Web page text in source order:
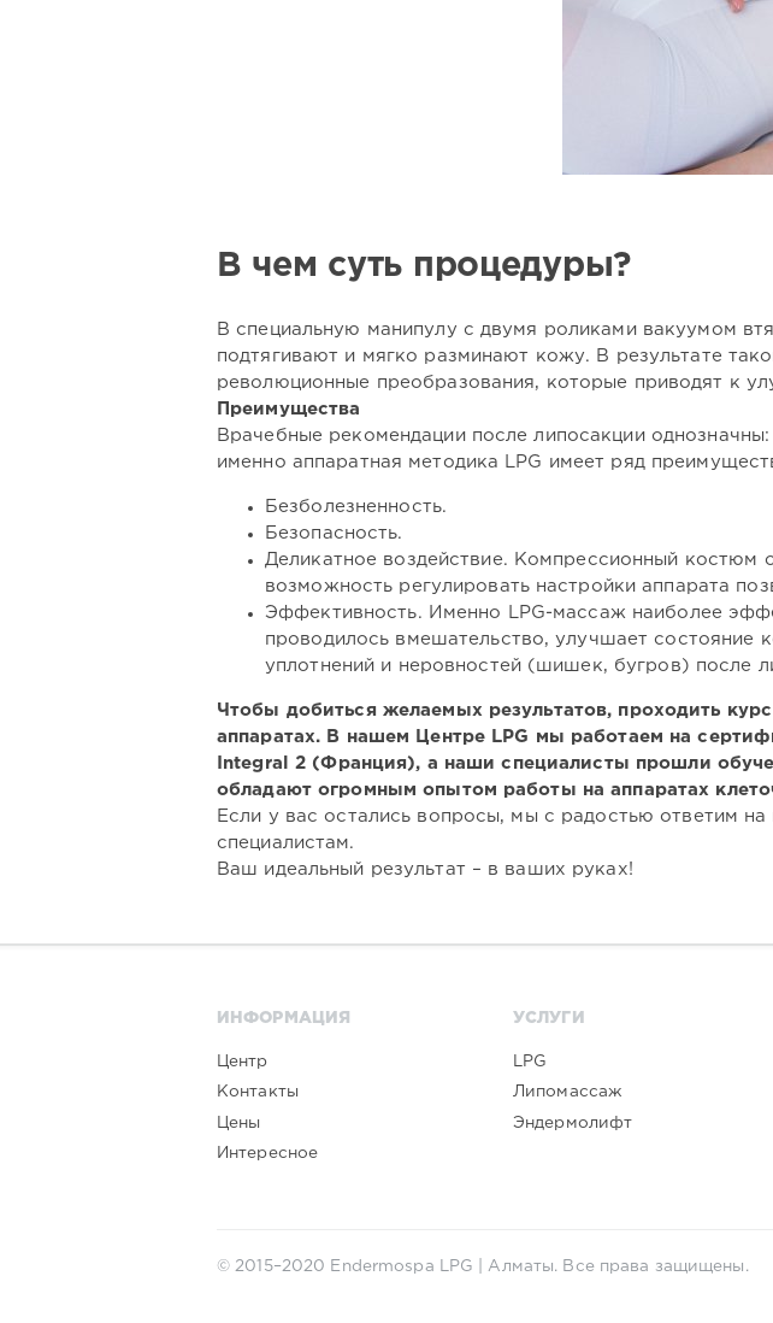
В чем суть процедуры?
В специальную манипулу с двумя роликами вакуумом
подтягивают и мягко разминают кожу. В результате
революционные преобразования, которые приводят к
Преимущества
Врачебные рекомендации после липосакции
именно аппаратная методика LPG имеет ряд
Безболезненность.
Безопасность.
Деликатное воздействие. Компрессионный костюм
возможность регулировать настройки аппарата
Эффективность. Именно LPG-массаж наиболее
проводилось вмешательство, улучшает состояние
уплотнений и неровностей (шишек, бугров) после
Чтобы добиться желаемых результатов, проходить
аппаратах. В нашем Центре LPG мы работаем на
Integral 2 (Франция), а наши специалисты прошли
обладают огромным опытом работы на аппаратах
Если у вас остались вопросы, мы с радостью ответим
специалистам.
Ваш идеальный результат – в ваших руках!
ИНФОРМАЦИЯ
Центр
Контакты
Цены
Интересное
УСЛУГИ
LPG
Липомассаж
Эндермолифт
© 2015–2020 Endermospa LPG | Алматы. Все права защищены.